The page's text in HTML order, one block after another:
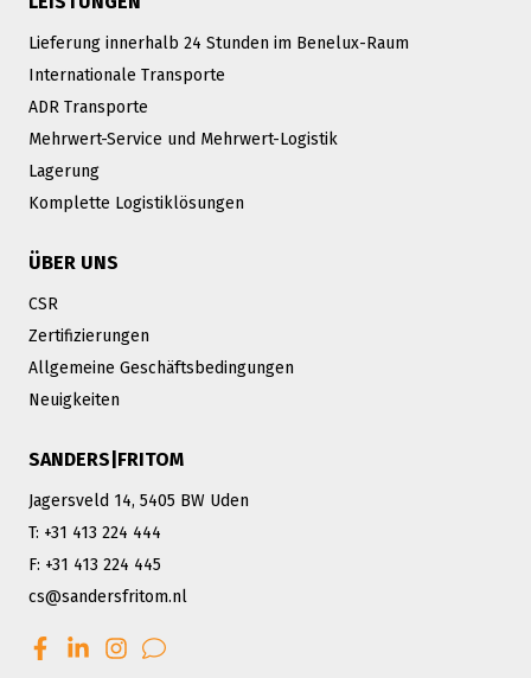
Lieferung innerhalb 24 Stunden im Benelux-Raum
Internationale Transporte
ADR Transporte
Mehrwert-Service und Mehrwert-Logistik
Lagerung
Komplette Logistiklösungen
ÜBER UNS
CSR
Zertifizierungen
Allgemeine Geschäftsbedingungen
Neuigkeiten
SANDERS|FRITOM
Jagersveld 14, 5405 BW Uden
T: +31 413 224 444
F: +31 413 224 445
cs@sandersfritom.nl